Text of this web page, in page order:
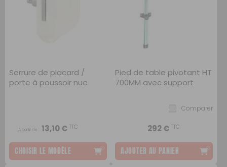
Serrure de placard /
porte à poussoir nue
A partir de : 13,10 €TTC
CHOISIR LE MODÈLE
Pied de table pivotant HT
700MM avec support
Comparer
292 €TTC
AJOUTER AU PANIER